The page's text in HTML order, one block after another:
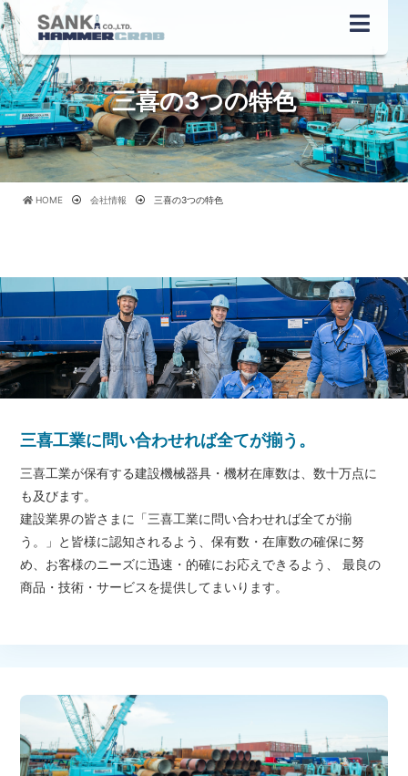
三喜の3つの特色
HOME 会社情報 三喜の3つの特色
三喜工業に問い合わせれば全てが揃う。
三喜工業が保有する建設機械器具・機材在庫数は、数十万点に
も及びます。
建設業界の皆さまに「三喜工業に問い合わせれば全てが揃
う。」と皆様に認知されるよう、保有数・在庫数の確保に努
め、お客様のニーズに迅速・的確にお応えできるよう、 最良の
商品・技術・サービスを提供してまいります。